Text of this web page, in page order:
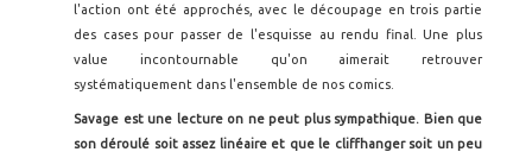
l'action ont été approchés, avec le découpage en trois partie
des cases pour passer de l'esquisse au rendu final. Une plus
value incontournable qu'on aimerait retrouver
systématiquement dans l'ensemble de nos comics.
Savage est une lecture on ne peut plus sympathique. Bien que
son déroulé soit assez linéaire et que le cliffhanger soit un peu